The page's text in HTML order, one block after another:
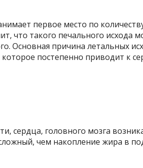
первое место по
что такого печального исхода
Основная причина летальных
постепенно приводит к
сердца, головного мозга
чем накопление жира в